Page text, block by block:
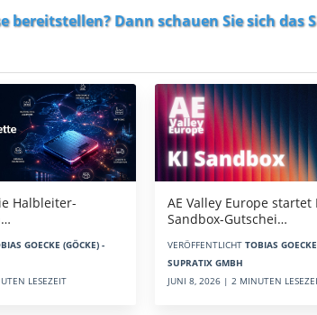
bereitstellen? Dann schauen Sie sich das
Halbleiter-
GOECKE (GÖCKE) -
LESEZEIT
AE Valley Europe startet
Sandbox-Gutschei…
VERÖFFENTLICHT TOBIAS
SUPRATIX GMBH
JUNI 8, 2026 | 2 MINUTEN